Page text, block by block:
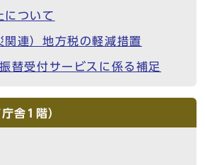
について
関連）地方税の軽減措置
替受付サービスに係る補足
舎1階）